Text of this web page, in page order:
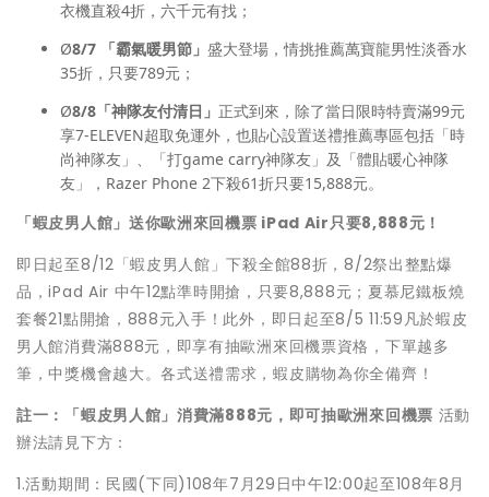
衣機直殺4折，六千元有找；
Ø8/7 「霸氣暖男節」 盛大登場，情挑推薦萬寶龍男性淡香水
35折，只要789元；
Ø8/8 「神隊友付清日」 正式到來，除了當日限時特賣滿99元
享7-ELEVEN超取免運外，也貼心設置送禮推薦專區包括「時
尚神隊友」、「打game carry神隊友」及「體貼暖心神隊
友」，Razer Phone 2下殺61折只要15,888元。
「蝦皮男人館」送你歐洲來回機票 iPad Air只要8,888元！
即日起至8/12「蝦皮男人館」下殺全館88折，8/2祭出整點爆
品，iPad Air 中午12點準時開搶，只要8,888元；夏慕尼鐵板燒
套餐21點開搶，888元入手！此外，即日起至8/5 11:59凡於蝦皮
男人館消費滿888元，即享有抽歐洲來回機票資格，下單越多
筆，中獎機會越大。各式送禮需求，蝦皮購物為你全備齊！
註一：
「蝦皮男人館」消費滿888元，即可抽歐洲來回機票 活動
辦法請見下方：
1.活動期間：民國(下同)108年7月29日中午12:00起至108年8月